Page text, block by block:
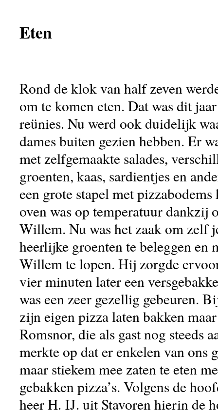
Eten
Rond de klok van half zeven
om te komen eten. Dat was dit
reünies. Nu werd ook duidelijk
dames buiten gezien hebben. Er
met zelfgemaakte salades,
groenten, kaas, sardientjes en
een grote stapel met
oven was op temperatuur dankzij
Willem. Nu was het zaak om zelf
heerlijke groenten te beleggen en
Willem te lopen. Hij zorgde
vier minuten later een
was een zeer gezellig gebeuren.
zijn eigen pizza laten bakken
Romsnor, die als gast nog steeds
merkte op dat er enkelen van ons
maar stiekem mee zaten te eten
gebakken pizza’s. Volgens de
heer H. IJ. uit Stavoren hierin de